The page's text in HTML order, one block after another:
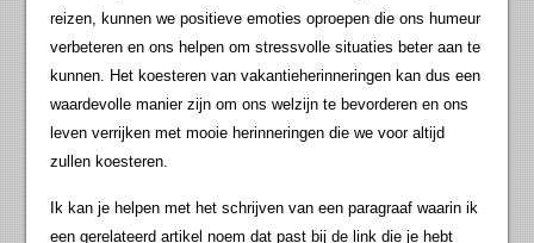
reizen, kunnen we positieve emoties oproepen die ons humeur
verbeteren en ons helpen om stressvolle situaties beter aan te
kunnen. Het koesteren van vakantieherinneringen kan dus een
waardevolle manier zijn om ons welzijn te bevorderen en ons
leven verrijken met mooie herinneringen die we voor altijd
zullen koesteren.
Ik kan je helpen met het schrijven van een paragraaf waarin ik
een gerelateerd artikel noem dat past bij de link die je hebt